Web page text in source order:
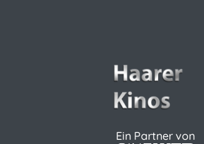
Ein Partner von